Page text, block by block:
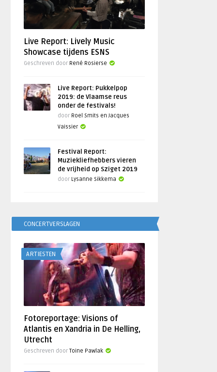
Live Report: Lively Music
Showcase tijdens ESNS
Geschreven door René Rosierse
Live Report: Pukkelpop
2019: de Vlaamse reus
onder de festivals!
door Roel Smits en Jacques
Vaissier
Festival Report:
Muziekliefhebbers vieren
de vrijheid op Sziget 2019
door Lysanne Sikkema
CONCERTVERSLAGEN
ARTIESTEN
Fotoreportage: Visions of
Atlantis en Xandria in De Helling,
Utrecht
Geschreven doorToine Pawlak